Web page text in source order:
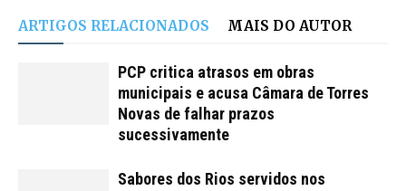
ARTIGOS RELACIONADOS MAIS DO AUTOR
PCP critica atrasos em obras
municipais e acusa Câmara de Torres
Novas de falhar prazos
sucessivamente
Sabores dos Rios servidos nos